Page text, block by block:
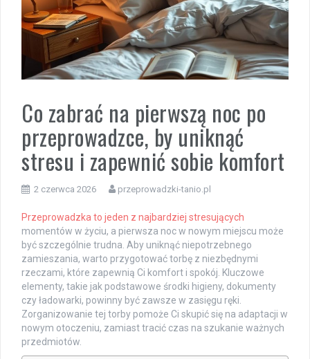
Co zabrać na pierwszą noc po
przeprowadzce, by uniknąć
stresu i zapewnić sobie komfort
2 czerwca 2026 przeprowadzki-tanio.pl
Przeprowadzka to jeden z najbardziej stresujących
momentów w życiu, a pierwsza noc w nowym miejscu może
być szczególnie trudna. Aby uniknąć niepotrzebnego
zamieszania, warto przygotować torbę z niezbędnymi
rzeczami, które zapewnią Ci komfort i spokój. Kluczowe
elementy, takie jak podstawowe środki higieny, dokumenty
czy ładowarki, powinny być zawsze w zasięgu ręki.
Zorganizowanie tej torby pomoże Ci skupić się na adaptacji w
nowym otoczeniu, zamiast tracić czas na szukanie ważnych
przedmiotów.